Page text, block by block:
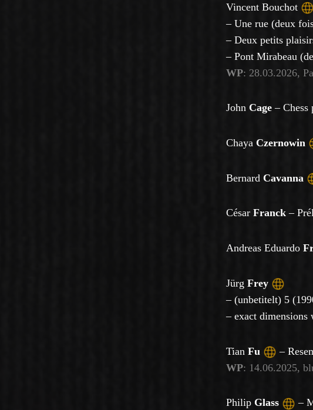
Vincent Bouchot
– Une rue (deux
– Deux petits
– Pont Mirabeau
WP: 28.03.2026,
John Cage– Chess
Chaya Czernowin
Bernard Cavanna
César Franck–
Andreas Eduardo
Jürg Frey
– (unbetitelt) 5
– exact dimensions
Tian Fu –
WP: 14.06.2025,
Philip Glass –